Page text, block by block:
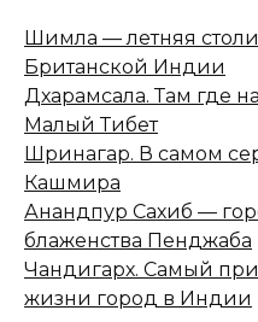
Шимла — летняя
Британской Индии
Дхарамсала. Там где
Малый Тибет
Шринагар. В самом
Кашмира
Анандпур Сахиб —
блаженства Пенджаба
Чандигарх. Самый
жизни город в Индии